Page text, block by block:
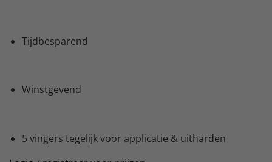
Tijdbesparend
Winstgevend
5 vingers tegelijk voor applicatie & uitharden